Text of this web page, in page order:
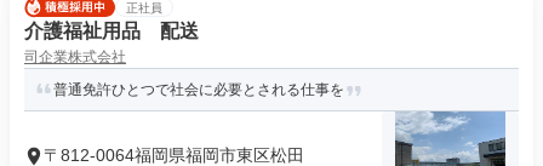
正社員
介護福祉用品 配送
司企業株式会社
普通免許ひとつで社会に必要とされる仕事を
〒812-0064福岡県福岡市東区松田